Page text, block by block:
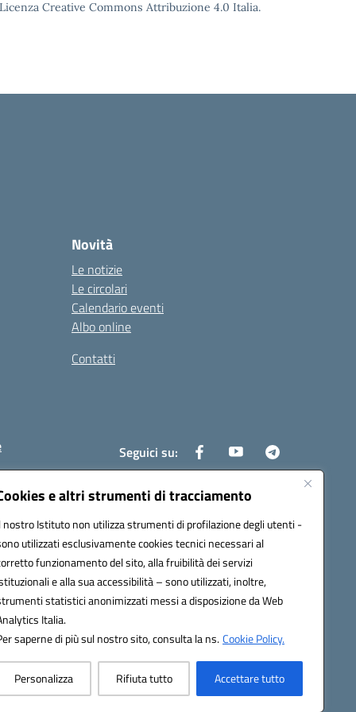
e altri strumenti di tracciamento
nostro Istituto non utilizza strumenti di profilazione degli utenti -
utilizzati esclusivamente cookies tecnici necessari al
funzionamento del sito, alla fruibilità dei servizi
e alla sua accessibilità – sono utilizzati, inoltre,
statistici anonimizzati messi a disposizione da Web
Italia.
saperne di più sul nostro sito, consulta la ns.Cookie Policy.
Personalizza Rifiuta tutto Accettare tutto
Creative Commons Attribuzione 4.0 Italia.
Novità
Le notizie
Le circolari
Calendario eventi
Albo online
Contatti
Seguici su: